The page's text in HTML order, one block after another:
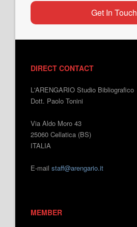
Get In Touch
DIRECT CONTACT
L'ARENGARIO Studio Bibliografico
Dott. Paolo Tonini
Via Aldo Moro 43
25060 Cellatica (BS)
ITALIA
E-mail staff@arengario.it
MEMBER